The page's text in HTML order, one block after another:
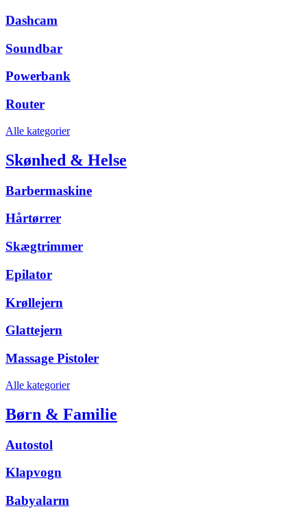
Dashcam
Soundbar
Powerbank
Router
Alle kategorier
Skønhed & Helse
Barbermaskine
Hårtørrer
Skægtrimmer
Epilator
Krøllejern
Glattejern
Massage Pistoler
Alle kategorier
Børn & Familie
Autostol
Klapvogn
Babyalarm